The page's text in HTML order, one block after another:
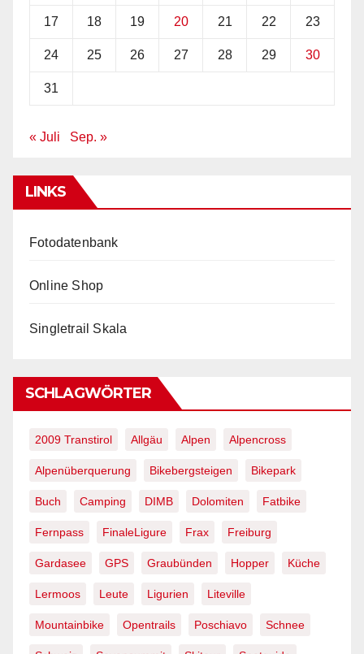
17 18 19 20 21 22 23
24 25 26 27 28 29 30
31
« Juli Sep. »
LINKS
Fotodatenbank
Online Shop
Singletrail Skala
SCHLAGWÖRTER
2009 Transtirol Allgäu Alpen Alpencross
Alpenüberquerung Bikebergsteigen Bikepark
Buch Camping DIMB Dolomiten Fatbike
Fernpass FinaleLigure Frax Freiburg
Gardasee GPS Graubünden Hopper Küche
Lermoos Leute Ligurien Liteville
Mountainbike Opentrails Poschiavo Schnee